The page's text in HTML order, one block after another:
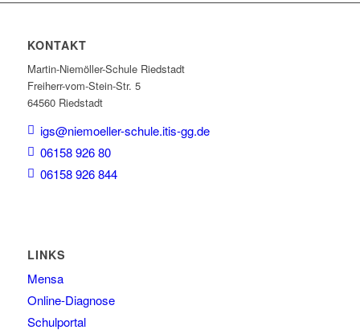
KONTAKT
Martin-Niemöller-Schule Riedstadt
Freiherr-vom-Stein-Str. 5
64560 Riedstadt
igs@niemoeller-schule.itis-gg.de
06158 926 80
06158 926 844
LINKS
Mensa
Online-Diagnose
Schulportal